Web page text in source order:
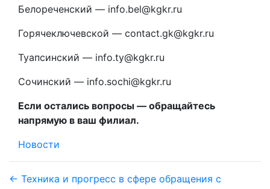
Белореченский — info.bel@kgkr.ru
Горячеключевской — contact.gk@kgkr.ru
Туапсинский — info.ty@kgkr.ru
Сочинский — info.sochi@kgkr.ru
Если остались вопросы — обращайтесь
напрямую в ваш филиал.
Новости
Навигация
← Техника и прогресс в сфере обращения с